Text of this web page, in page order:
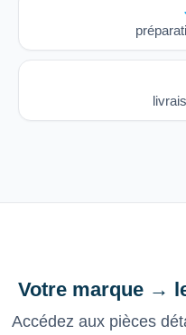
Votre marque →
Accédez aux pièces